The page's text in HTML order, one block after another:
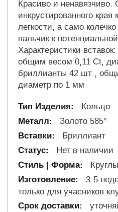
Красиво и ненавязчиво.
инкрустированного края
легкости, а само
пальчик к
Характеристики
общим весом 0,11 Сt,
бриллианты 42 шт.,
диаметр по 1 мм
Кольцо
Золото 585°
Бриллиант
Нет в наличии
3-5
только для учасников